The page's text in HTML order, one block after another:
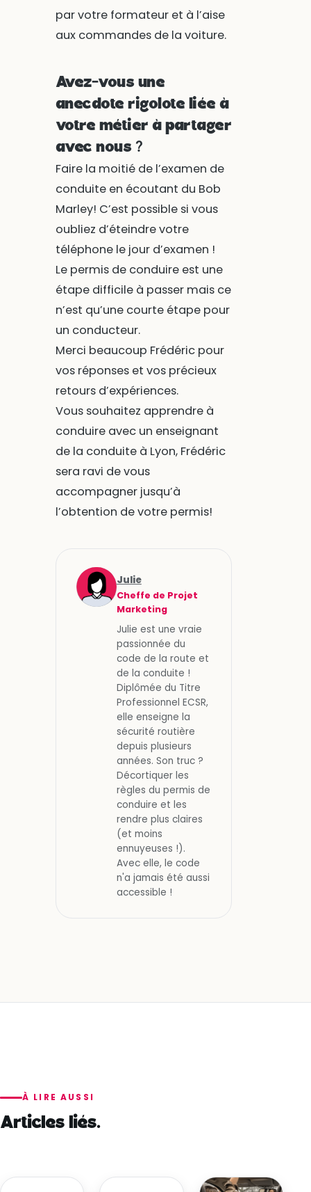
par votre formateur et à l’aise
aux commandes de la voiture.
Avez-vous une
anecdote rigolote liée à
votre métier à partager
avec nous ?
Faire la moitié de l’examen de
conduite en écoutant du Bob
Marley! C’est possible si vous
oubliez d’éteindre votre
téléphone le jour d’examen !
Le permis de conduire est une
étape difficile à passer mais ce
n’est qu’une courte étape pour
un conducteur.
Merci beaucoup Frédéric pour
vos réponses et vos précieux
retours d’expériences.
Vous souhaitez apprendre à
conduire avec un enseignant
de la conduite à Lyon, Frédéric
sera ravi de vous
accompagner jusqu’à
l’obtention de votre permis!
Julie
Cheffe de Projet
Marketing
Julie est une vraie
passionnée du
code de la route et
de la conduite !
Diplômée du Titre
Professionnel ECSR,
elle enseigne la
sécurité routière
depuis plusieurs
années. Son truc ?
Décortiquer les
règles du permis de
conduire et les
rendre plus claires
(et moins
ennuyeuses !).
Avec elle, le code
n'a jamais été aussi
accessible !
À LIRE AUSSI
Articles liés.